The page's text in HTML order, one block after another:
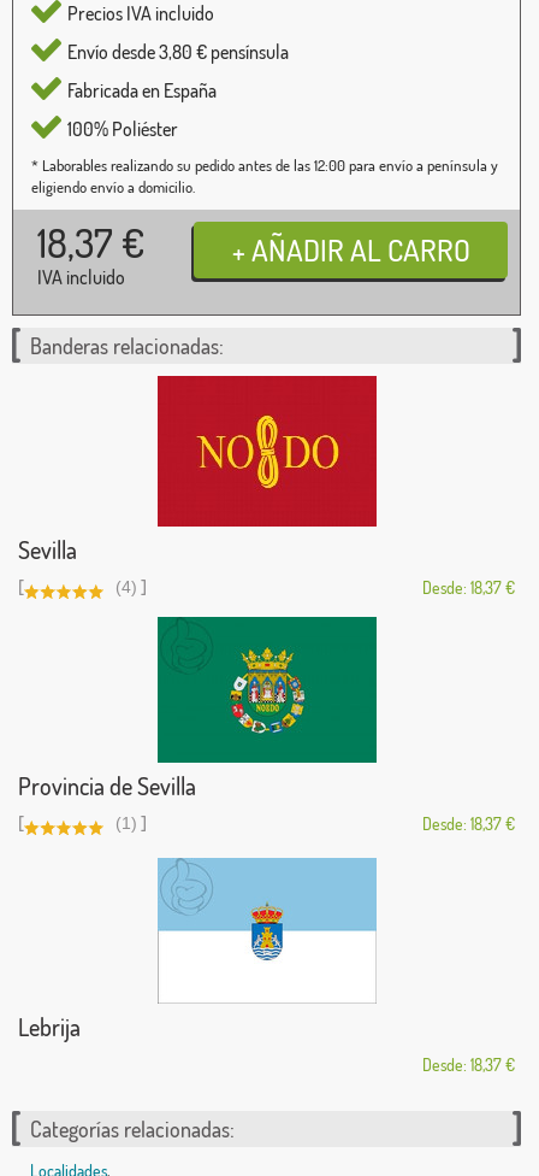
Precios IVA incluido
Envío desde 3,80 € pensínsula
Fabricada en España
100% Poliéster
* Laborables realizando su pedido antes de las 12:00 para envío a península y
eligiendo envío a domicilio.
18,37 €
IVA incluido
Banderas relacionadas:
Sevilla
[ (4) ] Desde: 18,37 €
Provincia de Sevilla
[ (1) ] Desde: 18,37 €
Lebrija
Desde: 18,37 €
Categorías relacionadas:
Localidades,